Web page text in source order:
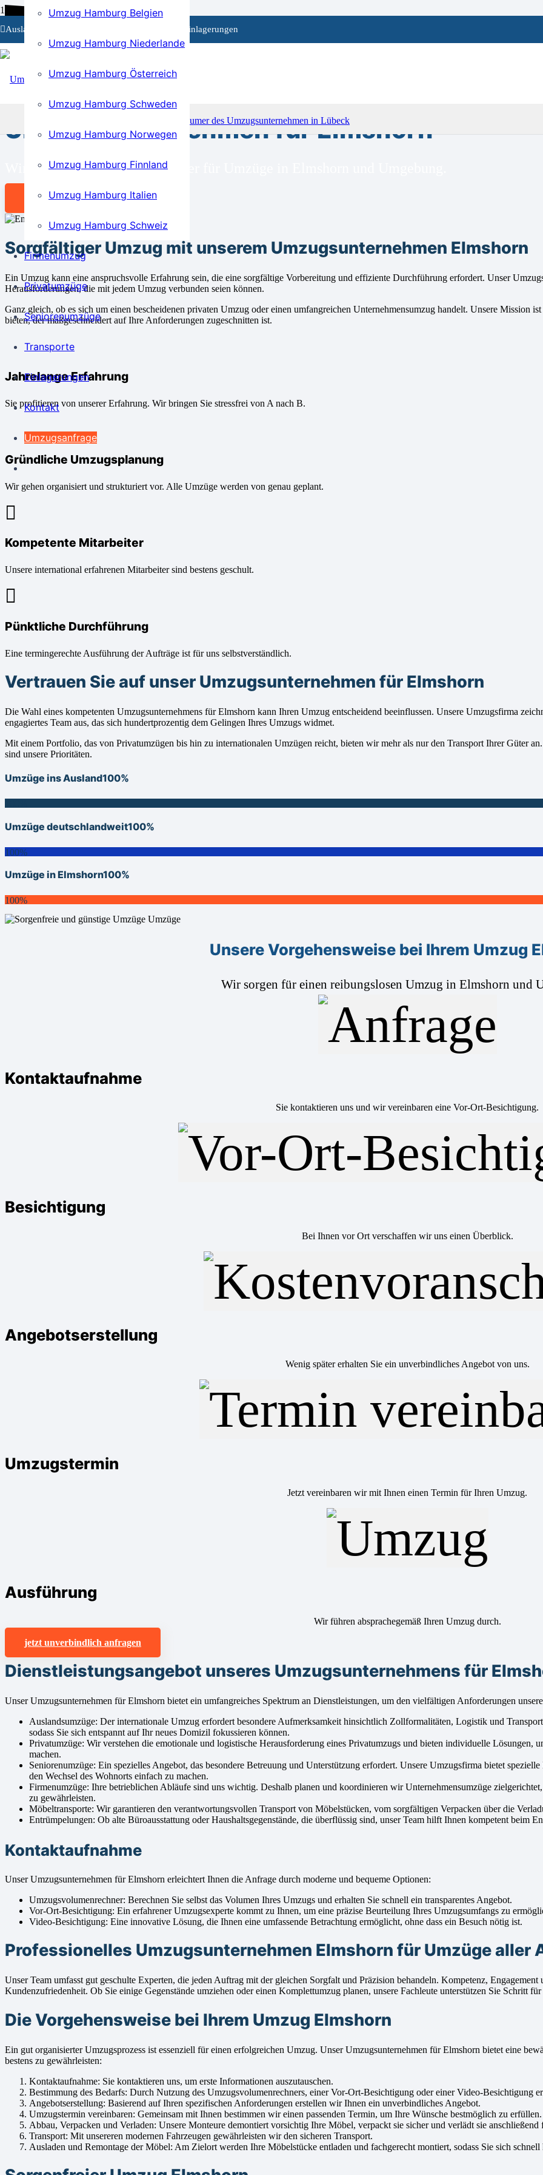
Auslandsumzüge Einlagerungen
Umzug Hamburg Belgien
Umzug Hamburg Niederlande
Umzug Hamburg Österreich
Umzug Hamburg Schweden
Umzug Hamburg Norwegen
Umzug Hamburg Finnland
Umzug Hamburg Italien
Umzug Hamburg Schweiz
Firmenumzug
Privatumzüge
Seniorenumzüge
Transporte
Einlagerungen
Kontakt
Umzugsanfrage
BEI UNS SIND SIE RICHTIG!
Umzugsunternehmen für Elmshorn
Wir sind Ihr kompetenter Partner für Umzüge in Elmshorn und Umgebung.
Angebot anfordern
Sorgfältiger Umzug mit unserem Umzugsunternehmen Elmshorn
Ein Umzug kann eine anspruchsvolle Erfahrung sein, die eine sorgfältige Vorbereitung und effiziente Durchführung erfordert. Unser
Herausforderungen, die mit jedem Umzug verbunden seien können.
Ganz gleich, ob es sich um einen bescheidenen privaten Umzug oder einen umfangreichen Unternehmensumzug handelt. Unsere Mission
bieten, der maßgeschneidert auf Ihre Anforderungen zugeschnitten ist.
Jahrelange Erfahrung
Sie profitieren von unserer Erfahrung. Wir bringen Sie stressfrei von A nach B.
Gründliche Umzugsplanung
Wir gehen organisiert und strukturiert vor. Alle Umzüge werden von genau geplant.
Kompetente Mitarbeiter
Unsere international erfahrenen Mitarbeiter sind bestens geschult.
Pünktliche Durchführung
Eine termingerechte Ausführung der Aufträge ist für uns selbstverständlich.
Vertrauen Sie auf unser Umzugsunternehmen für Elmshorn
Die Wahl eines kompetenten Umzugsunternehmens für Elmshorn kann Ihren Umzug entscheidend beeinflussen. Unsere Umzugsfirma
engagiertes Team aus, das sich hundertprozentig dem Gelingen Ihres Umzugs widmet.
Mit einem Portfolio, das von Privatumzügen bis hin zu internationalen Umzügen reicht, bieten wir mehr als nur den Transport Ihrer Güter
sind unsere Prioritäten.
Umzüge ins Ausland100%
Umzüge deutschlandweit100%
100%
Umzüge in Elmshorn100%
100%
Unsere Vorgehensweise bei Ihrem Umzug
Wir sorgen für einen reibungslosen Umzug in Elmshorn und
Kontaktaufnahme
Sie kontaktieren uns und wir vereinbaren eine Vor-Ort-Besichtigung.
Besichtigung
Bei Ihnen vor Ort verschaffen wir uns einen Überblick.
Angebotserstellung
Wenig später erhalten Sie ein unverbindliches Angebot von uns.
Umzugstermin
Jetzt vereinbaren wir mit Ihnen einen Termin für Ihren Umzug.
Ausführung
Wir führen absprachegemäß Ihren Umzug durch.
jetzt unverbindlich anfragen
Dienstleistungsangebot unseres Umzugsunternehmens für
Unser Umzugsunternehmen für Elmshorn bietet ein umfangreiches Spektrum an Dienstleistungen, um den vielfältigen Anforderungen
Auslandsumzüge: Der internationale Umzug erfordert besondere Aufmerksamkeit hinsichtlich Zollformalitäten, Logistik und
sodass Sie sich entspannt auf Ihr neues Domizil fokussieren können.
Privatumzüge: Wir verstehen die emotionale und logistische Herausforderung eines Privatumzugs und bieten individuelle Lösungen,
machen.
Seniorenumzüge: Ein spezielles Angebot, das besondere Betreuung und Unterstützung erfordert. Unsere Umzugsfirma bietet
den Wechsel des Wohnorts einfach zu machen.
Firmenumzüge: Ihre betrieblichen Abläufe sind uns wichtig. Deshalb planen und koordinieren wir Unternehmensumzüge
zu gewährleisten.
Möbeltransporte: Wir garantieren den verantwortungsvollen Transport von Möbelstücken, vom sorgfältigen Verpacken über die
Entrümpelungen: Ob alte Büroausstattung oder Haushaltsgegenstände, die überflüssig sind, unser Team hilft Ihnen kompetent beim
Kontaktaufnahme
Unser Umzugsunternehmen für Elmshorn erleichtert Ihnen die Anfrage durch moderne und bequeme Optionen:
Umzugsvolumenrechner: Berechnen Sie selbst das Volumen Ihres Umzugs und erhalten Sie schnell ein transparentes Angebot.
Vor-Ort-Besichtigung: Ein erfahrener Umzugsexperte kommt zu Ihnen, um eine präzise Beurteilung Ihres Umzugsumfangs zu
Video-Besichtigung: Eine innovative Lösung, die Ihnen eine umfassende Betrachtung ermöglicht, ohne dass ein Besuch nötig ist.
Professionelles Umzugsunternehmen Elmshorn für Umzüge aller
Unser Team umfasst gut geschulte Experten, die jeden Auftrag mit der gleichen Sorgfalt und Präzision behandeln. Kompetenz,
Kundenzufriedenheit. Ob Sie einige Gegenstände umziehen oder einen Komplettumzug planen, unsere Fachleute unterstützen Sie Schritt
Die Vorgehensweise bei Ihrem Umzug Elmshorn
Ein gut organisierter Umzugsprozess ist essenziell für einen erfolgreichen Umzug. Unser Umzugsunternehmen für Elmshorn bietet eine
bestens zu gewährleisten:
Kontaktaufnahme: Sie kontaktieren uns, um erste Informationen auszutauschen.
Bestimmung des Bedarfs: Durch Nutzung des Umzugsvolumenrechners, einer Vor-Ort-Besichtigung oder einer Video-Besichtigung
Angebotserstellung: Basierend auf Ihren spezifischen Anforderungen erstellen wir Ihnen ein unverbindliches Angebot.
Umzugstermin vereinbaren: Gemeinsam mit Ihnen bestimmen wir einen passenden Termin, um Ihre Wünsche bestmöglich zu erfüllen.
Abbau, Verpacken und Verladen: Unsere Monteure demontiert vorsichtig Ihre Möbel, verpackt sie sicher und verlädt sie anschließend
Transport: Mit unsereren modernen Fahrzeugen gewährleisten wir den sicheren Transport.
Ausladen und Remontage der Möbel: Am Zielort werden Ihre Möbelstücke entladen und fachgerecht montiert, sodass Sie sich